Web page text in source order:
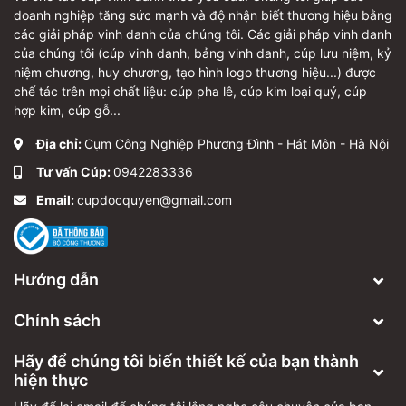
doanh nghiệp tăng sức mạnh và độ nhận biết thương hiệu bằng
các giải pháp vinh danh của chúng tôi. Các giải pháp vinh danh
của chúng tôi (cúp vinh danh, bảng vinh danh, cúp lưu niệm, kỷ
niệm chương, huy chương, tạo hình logo thương hiệu...) được
chế tác trên mọi chất liệu: cúp pha lê, cúp kim loại quý, cúp
hợp kim, cúp gỗ...
Địa chỉ: Cụm Công Nghiệp Phương Đình - Hát Môn - Hà Nội
Tư vấn Cúp:0942283336
Email:cupdocquyen@gmail.com
Hướng dẫn
Chính sách
Hãy để chúng tôi biến thiết kế của bạn thành
hiện thực